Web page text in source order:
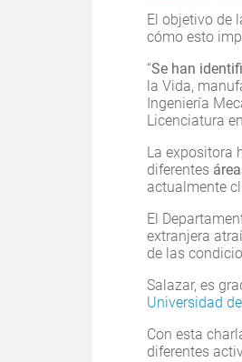
El objetivo de
cómo esto
“Se han
la Vida,
Ingeniería
Licenciatura
La expositora
diferentes
actualmente
El
extranjera
de las
Salazar, es
Universidad
Con esta
diferentes